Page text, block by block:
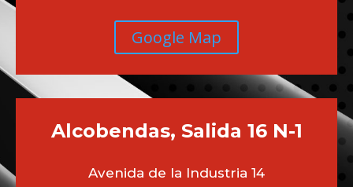
Google Map
Alcobendas, Salida 16 N-1
Avenida de la Industria 14